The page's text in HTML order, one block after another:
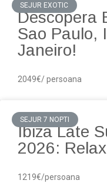
SEJUR EXOTIC
Descopera
Sao Paulo,
Janeiro!
2049€/ persoana
SEJUR 7 NOPTI
Ibiza Late
2026:
1219€/persoana